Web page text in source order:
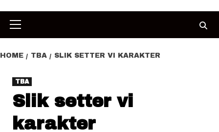
Primary
Menu
HOME TBA SLIK SETTER VI KARAKTER
TBA
Slik setter vi
karakter